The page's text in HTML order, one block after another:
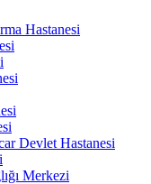
Hastanesi
Devlet Hastanesi
Merkezi